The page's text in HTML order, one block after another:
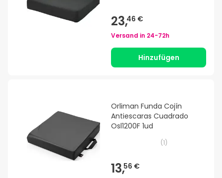
23,46 €
Versand in 24-72h
Hinzufügen
Orliman Funda Cojín
Antiescaras Cuadrado
Osl1200F 1ud
(1)
13,56 €